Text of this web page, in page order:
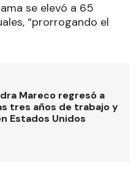
se elevó a 65
“prorrogando el
Mareco regresó a
tres años de trabajo y
Estados Unidos